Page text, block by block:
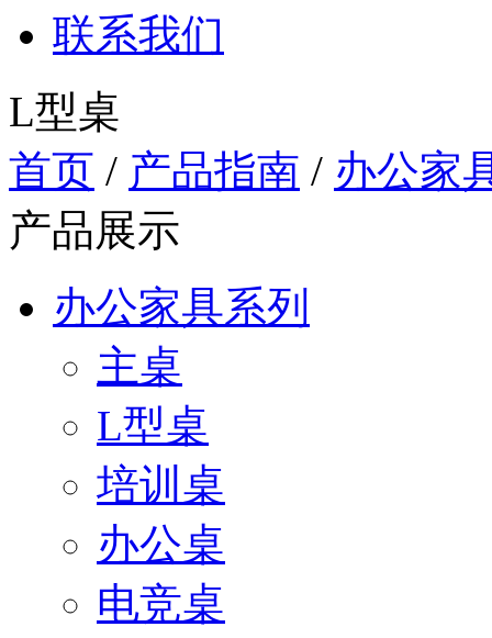
联系我们
L型桌
首页 / 产品指南 / 办公家
产品展示
办公家具系列
主桌
L型桌
培训桌
办公桌
电竞桌